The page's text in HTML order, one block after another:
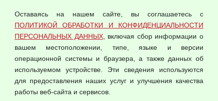
© 2026 ООО "Феникс"
Согласием на обработку персональных данных
Оферта оптовой купли-продажи
Публичная оферта
Оставаясь на нашем сайте, вы соглашаетесь с
ПОЛИТИКОЙ ОБРАБОТКИ И КОНФИДЕНЦИАЛЬНОСТИ
ПЕРСОНАЛЬНЫХ ДАННЫХ, включая сбор информации о
вашем местоположении, типе, языке и версии
операционной системы и браузера, а также данных об
используемом устройстве. Эти сведения используются
для предоставления наших услуг и улучшения качества
работы веб-сайта и сервисов.